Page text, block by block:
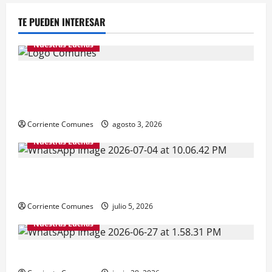
TE PUEDEN INTERESAR
Nuestras Luchas
Corriente Comunes
agosto 3, 2026
Nuestras Luchas
Corriente Comunes
julio 5, 2026
Nuestras Luchas